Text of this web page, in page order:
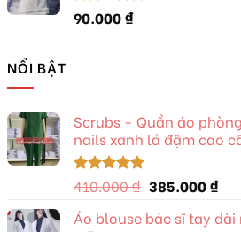
Được xếp
hạng5.00
90.000₫
NỔI BẬT
Scrubs - Quần áo
nails xanh lá đậm cao
Được xếp
5 sao
410.000₫ Giá
là:
385.000₫Giá
tại
Áo blouse bác sĩ tay